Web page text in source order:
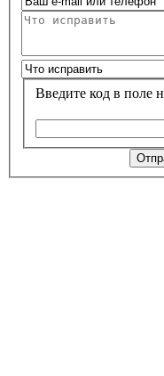
Введите код в поле